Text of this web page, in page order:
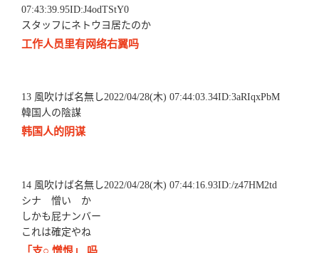
07:43:39.95ID:J4odTStY0
スタッフにネトウヨ居たのか
工作人员里有网络右翼吗
13 風吹けば名無し2022/04/28(木) 07:44:03.34ID:3aRIqxPbM
韓国人の陰謀
韩国人的阴谋
14 風吹けば名無し2022/04/28(木) 07:44:16.93ID:/z47HM2td
シナ 憎い か
しかも屁ナンバー
これは確定やね
「支○ 憎恨」 吗